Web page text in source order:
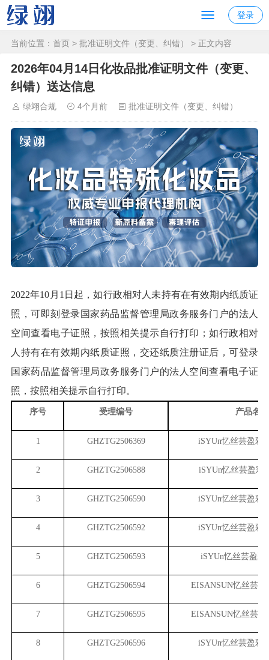
登录
当前位置： 首页 > 批准证明文件（变更、纠错） > 正文内容
2026年04月14日化妆品批准证明文件（变更、
纠错）送达信息
绿翊合规 4个月前 批准证明文件（变更、纠错）
2022年10月1日起，如行政相对人未持有在有效期内纸质证
照，可即刻登录国家药品监督管理局政务服务门户的法人
空间查看电子证照，按照相关提示自行打印；如行政相对
人持有在有效期内纸质证照，交还纸质注册证后，可登录
国家药品监督管理局政务服务门户的法人空间查看电子证
照，按照相关提示自行打印。
序号 受理编号 产品名称
1 GHZTG2506369 iSYUn忆丝芸盈彩
2 GHZTG2506588 iSYUn忆丝芸盈彩
3 GHZTG2506590 iSYUn忆丝芸盈彩
4 GHZTG2506592 iSYUn忆丝芸盈彩
5 GHZTG2506593 iSYUn忆丝芸盈彩
6 GHZTG2506594 EISANSUN忆丝芸盈
7 GHZTG2506595 EISANSUN忆丝芸盈
8 GHZTG2506596 iSYUn忆丝芸盈彩